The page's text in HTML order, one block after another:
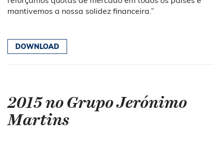
mantivemos a nossa solidez financeira.”
DOWNLOAD
2015 no Grupo Jerónimo
Martins